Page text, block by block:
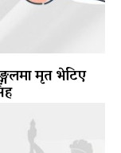
मृत भेटिए